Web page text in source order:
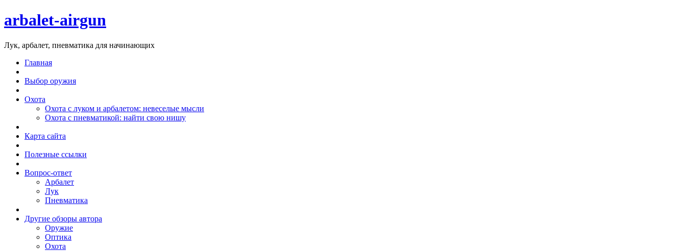
arbalet-airgun
Лук, арбалет, пневматика для начинающих
Главная
Выбор оружия
Охота
Охота с луком и арбалетом: невеселые мысли
Охота с пневматикой: найти свою нишу
Карта сайта
Полезные ссылки
Вопрос-ответ
Арбалет
Лук
Пневматика
Другие обзоры автора
Оружие
Оптика
Охота